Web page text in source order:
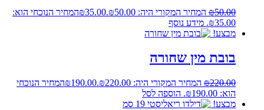
₪50.00 המחיר המקורי היה: ₪50.00. ₪35.00
המחיר הנוכחי הוא:
₪35.00. מידע נוסף
מבצע!
בובת מין שחורה
₪220.00 המחיר המקורי היה: ₪220.00. ₪190.00
המחיר הנוכחי
הוא: ₪190.00.
הוספה לסל
מבצע!